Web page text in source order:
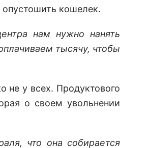
опустошить кошелек.
нам нужно нанять
тысячу, чтобы
не у всех. Продуктового
о своем увольнении
что она собирается